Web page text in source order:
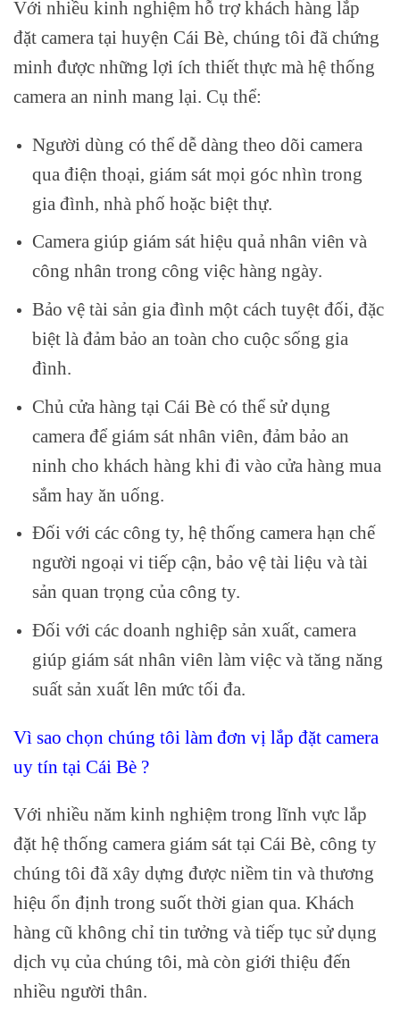
Với nhiều kinh nghiệm hỗ trợ khách hàng lắp
đặt camera tại huyện Cái Bè, chúng tôi đã chứng
minh được những lợi ích thiết thực mà hệ thống
camera an ninh mang lại. Cụ thể:
Người dùng có thể dễ dàng theo dõi camera
qua điện thoại, giám sát mọi góc nhìn trong
gia đình, nhà phố hoặc biệt thự.
Camera giúp giám sát hiệu quả nhân viên và
công nhân trong công việc hàng ngày.
Bảo vệ tài sản gia đình một cách tuyệt đối, đặc
biệt là đảm bảo an toàn cho cuộc sống gia
đình.
Chủ cửa hàng tại Cái Bè có thể sử dụng
camera để giám sát nhân viên, đảm bảo an
ninh cho khách hàng khi đi vào cửa hàng mua
sắm hay ăn uống.
Đối với các công ty, hệ thống camera hạn chế
người ngoại vi tiếp cận, bảo vệ tài liệu và tài
sản quan trọng của công ty.
Đối với các doanh nghiệp sản xuất, camera
giúp giám sát nhân viên làm việc và tăng năng
suất sản xuất lên mức tối đa.
Vì sao chọn chúng tôi làm đơn vị lắp đặt camera
uy tín tại Cái Bè ?
Với nhiều năm kinh nghiệm trong lĩnh vực lắp
đặt hệ thống camera giám sát tại Cái Bè, công ty
chúng tôi đã xây dựng được niềm tin và thương
hiệu ổn định trong suốt thời gian qua. Khách
hàng cũ không chỉ tin tưởng và tiếp tục sử dụng
dịch vụ của chúng tôi, mà còn giới thiệu đến
nhiều người thân.